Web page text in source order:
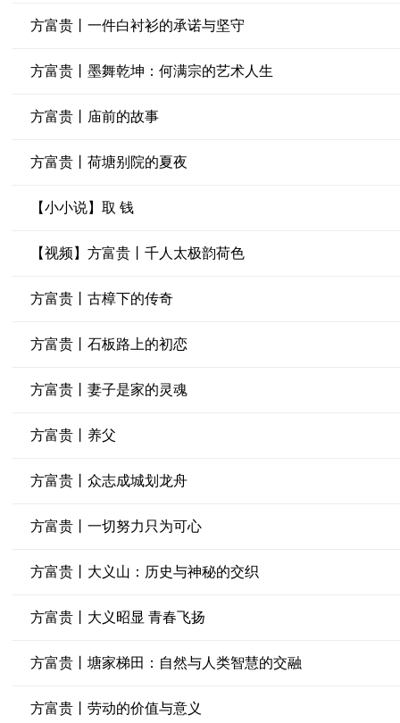
方富贵丨一件白衬衫的承诺与坚守
方富贵丨墨舞乾坤：何满宗的艺术人生
方富贵丨庙前的故事
方富贵丨荷塘别院的夏夜
【小小说】取 钱
【视频】方富贵丨千人太极韵荷色
方富贵丨古樟下的传奇
方富贵丨石板路上的初恋
方富贵丨妻子是家的灵魂
方富贵丨养父
方富贵丨众志成城划龙舟
方富贵丨一切努力只为可心
方富贵丨大义山：历史与神秘的交织
方富贵丨大义昭显 青春飞扬
方富贵丨塘家梯田：自然与人类智慧的交融
方富贵丨劳动的价值与意义